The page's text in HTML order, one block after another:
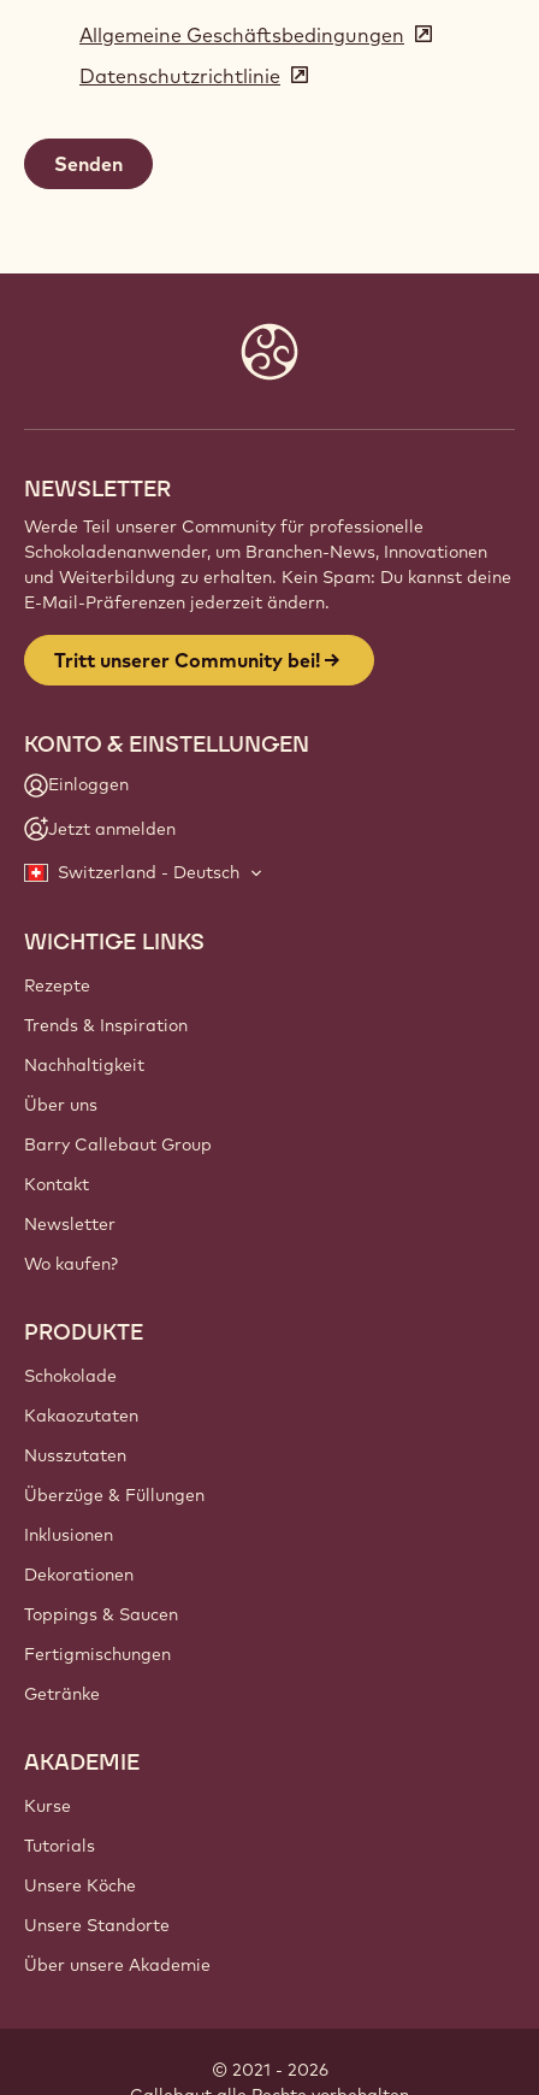
Allgemeine Geschäftsbedingungen (opens
Datenschutzrichtlinie (opens
NEWSLETTER
Werde Teil unserer Community für professionelle
Schokoladenanwender, um Branchen-News, Innovationen
und Weiterbildung zu erhalten. Kein Spam: Du kannst deine
E-Mail-Präferenzen jederzeit ändern.
Tritt unserer Community bei!
KONTO & EINSTELLUNGEN
Einloggen
Jetzt anmelden
Switzerland - Deutsch
Footer
Callebaut
WICHTIGE LINKS
Rezepte
Trends & Inspiration
Nachhaltigkeit
Über uns
Barry Callebaut Group
Kontakt
Newsletter
Wo kaufen?
PRODUKTE
Schokolade
Kakaozutaten
Nusszutaten
Überzüge & Füllungen
Inklusionen
Dekorationen
Toppings & Saucen
Fertigmischungen
Getränke
AKADEMIE
Kurse
Tutorials
Unsere Köche
Unsere Standorte
Über unsere Akademie
© 2021 - 2026